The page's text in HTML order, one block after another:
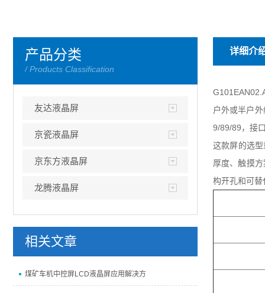
产品分类
/ Products Classification
友达液晶屏
京瓷液晶屏
京东方液晶屏
龙腾液晶屏
相关文章
煤矿车机中控屏LCD液晶屏应用解决方
详细介
户外或半户
9/89/89，接
这款屏的选
厚度、触摸
构开孔和可替